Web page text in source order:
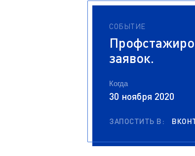
СОБЫТИЕ
заявок.
Когда
30 ноября 2020
ЗАПОСТИТЬ В: